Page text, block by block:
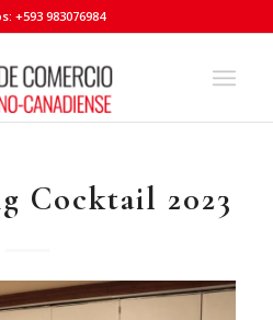
+593 983076984
Cocktail 2023